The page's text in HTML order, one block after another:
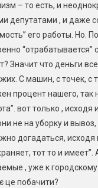
– то есть, и
депутатами , и даже
его работы. Но.
“отрабатывается”
Значит что деньги
С машин, с точек, с
процент нашего, так
вот только ,
не на уборку и
догадаться, исходя
тот то и имеет”.
, уже к
це побачити?